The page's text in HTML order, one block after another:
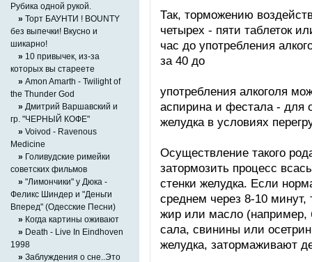
Так, торможению
четырех - пяти таблеток
час до употребления
за 40 до
употребления алкоголя
аспирина и фестала - для
желудка в условиях
Осуществление такого
затормозить процесс
стенки желудка. Если
среднем через 8-10 минут,
жир или масло (например,
сала, свинины или
желудка, затормаживают
Рубика одной рукой.
» Торт БАУНТИ ! BOUNTY
без выпечки! Вкусно и
шикарно!
» 10 привычек, из-за
которых вы стареете
» Amon Amarth - Twilight of
the Thunder God
» Дмитрий Варшавский и
гр. "ЧЕРНЫЙ КОФЕ"
» Voivod - Ravenous
Medicine
» Голивудские римейки
советских фильмов
» "Лимончики" у Дюка -
Феликс Шиндер и "Деньги
Вперед" (Одесские Песни)
» Когда картины оживают
» Death - Live In Eindhoven
1998
» Заблуждения о сне..Это